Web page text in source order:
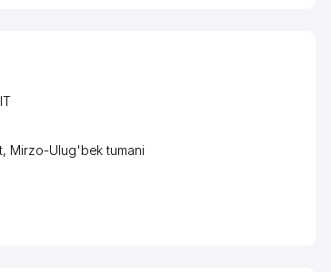
, Mirzo-Ulug'bek tumani